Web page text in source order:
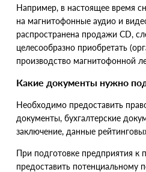
Например, в настоящее время
на магнитофонные аудио и
распространена продажи CD,
целесообразно приобретать (
производство магнитофонной
Какие документы нужно
Необходимо предоставить
документы, бухгалтерские
заключение, данные
При подготовке предприятия к
предоставить потенциальному